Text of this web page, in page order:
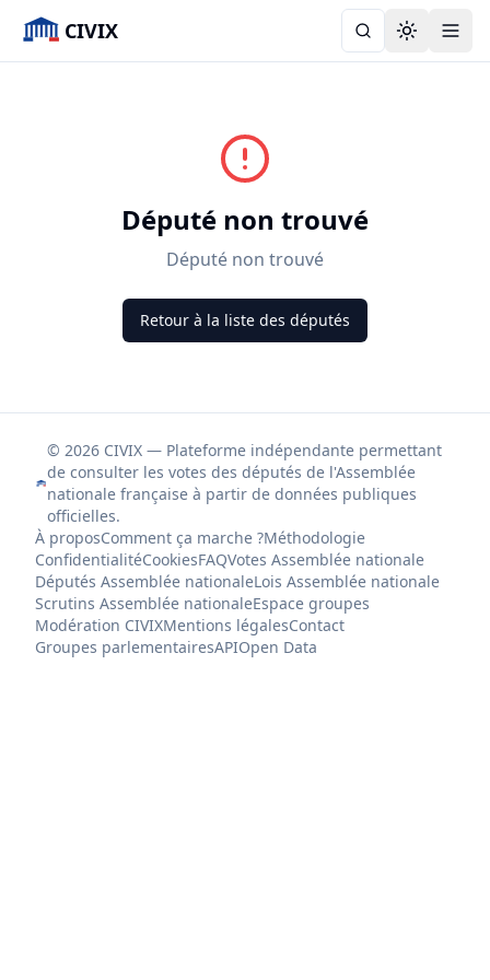
CIVIX Toggle
Député non trouvé
Député non trouvé
Retour à la liste des députés
© 2026 CIVIX — Plateforme indépendante permettant
de consulter les votes des députés de l'Assemblée
nationale française à partir de données publiques
officielles.
À proposComment ça marche ?Méthodologie
ConfidentialitéCookiesFAQVotes Assemblée nationale
Députés Assemblée nationaleLois Assemblée nationale
Scrutins Assemblée nationaleEspace groupes
Modération CIVIXMentions légalesContact
Groupes parlementairesAPIOpen Data